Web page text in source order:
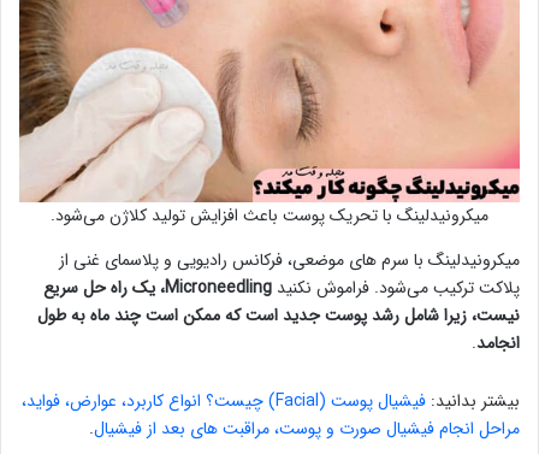
میکرونیدلینگ با تحریک پوست باعث افزایش تولید کلاژن می‌شود.
میکرونیدلینگ با سرم های موضعی، فرکانس رادیویی و پلاسمای غنی از
پلاکت ترکیب می‌شود. فراموش نکنید
Microneedling، یک راه حل سریع
نیست، زیرا شامل رشد پوست جدید است که ممکن است چند ماه به طول
انجامد.
بیشتر بدانید:
فیشیال پوست (Facial) چیست؟ انواع کاربرد، عوارض، فواید،
مراحل انجام فیشیال صورت و پوست، مراقبت های بعد از فیشیال.